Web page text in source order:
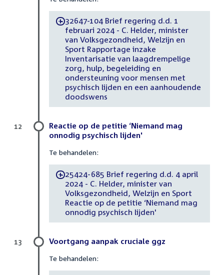
-32647-104 Brief regering d.d. 1
februari 2024 - C. Helder, minister
van Volksgezondheid, Welzijn en
Sport Rapportage inzake
Inventarisatie van laagdrempelige
zorg, hulp, begeleiding en
ondersteuning voor mensen met
psychisch lijden en een aanhoudende
doodswens
Reactie op de petitie ‘Niemand mag
onnodig psychisch lijden'
Te behandelen:
-25424-685 Brief regering d.d. 4 april
2024 - C. Helder, minister van
Volksgezondheid, Welzijn en Sport
Reactie op de petitie ‘Niemand mag
onnodig psychisch lijden'
12
Voortgang aanpak cruciale ggz
Te behandelen:
13